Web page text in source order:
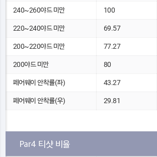
240~260야드 미만 100
220~240야드 미만 69.57
200~220야드 미만 77.27
200야드 미만 80
페어웨이 안착률(좌) 43.27
페어웨이 안착률(우) 29.81
Par4 티샷 비율